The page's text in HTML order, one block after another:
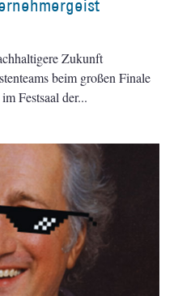
Zukunft
beim großen Finale
Festsaal der